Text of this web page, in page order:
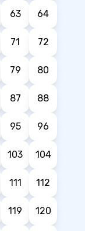
63 64
71 72
79 80
87 88
95 96
103 104
111 112
119 120